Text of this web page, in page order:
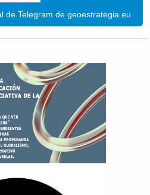
de Telegram de geoestrategia.eu